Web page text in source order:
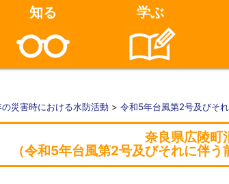
知る 学ぶ
の災害時における水防活動> 令和5年台風第2号及びそ
奈良県広陵町
（令和5年台風第2号及びそれに伴う